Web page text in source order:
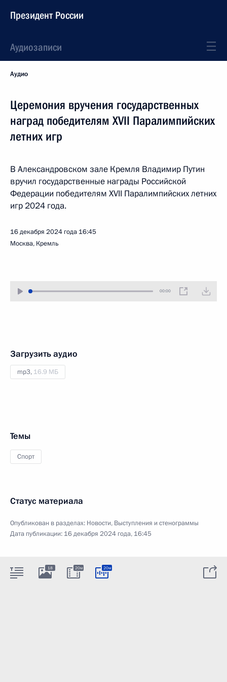
Президент России
Аудиозаписи
Аудио
Церемония вручения государственных
наград победителям ХVII Паралимпийских
летних игр
В Александровском зале Кремля Владимир Путин
вручил государственные награды Российской
Федерации победителям ХVII Паралимпийских летних
игр 2024 года.
16 декабря 2024 года 16:45
Москва, Кремль
00:00
Загрузить аудио
mp3, 16.9 МБ
Темы
Спорт
Статус материала
Опубликован в разделах: Новости, Выступления и стенограммы
Дата публикации: 16 декабря 2024 года, 16:45
18 20м 20м